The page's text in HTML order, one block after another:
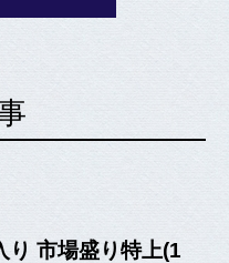
り 市場盛り特上(1